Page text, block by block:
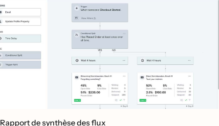
Rapport de synthèse des flux